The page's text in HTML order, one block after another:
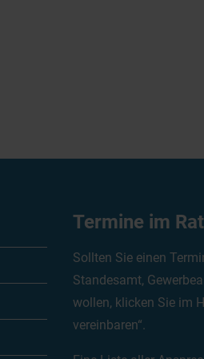
Termine im
Sollten Sie einen
Standesamt,
wollen, klicken Sie im
vereinbaren“.